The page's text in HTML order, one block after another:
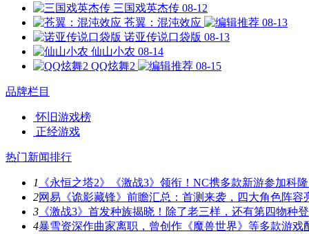
三国戏英杰传 08-12
苍翼：混沌效应
08-13
诺亚传说口袋版 08-13
仙山小农 08-14
QQ炫舞2
08-15
品牌栏目
怀旧游戏榜
正经游戏
热门新闻排行
1
《永恒之塔2》《激战3》领衔！NC携多款新游参加科
2网易《诡影藏锋》前瞻汇总：首测来袭，四大角色阵容
3 《激战3》首发种族揭晓！除了老三样，还有第四物种
4暴雪资深作曲家离职，曾创作《魔兽世界》等多款游戏